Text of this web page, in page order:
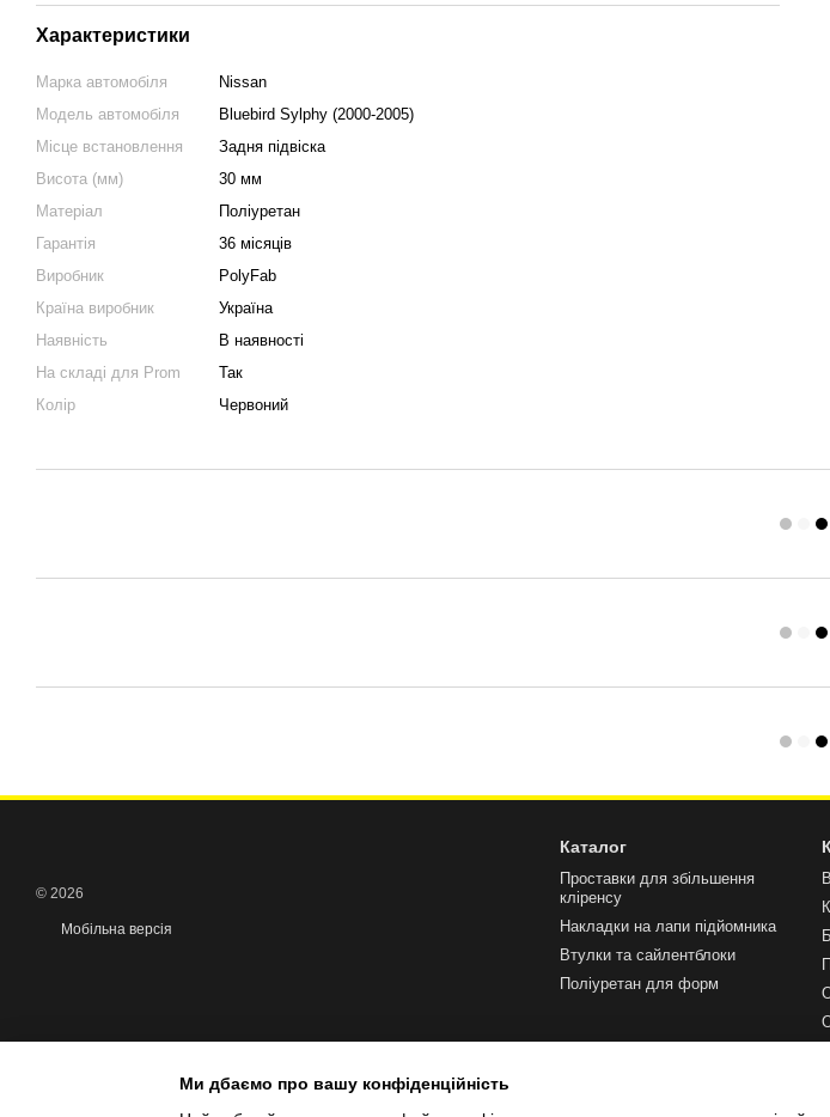
Характеристики
Марка автомобіля
Nissan
Модель автомобіля
Bluebird Sylphy (2000-2005)
Місце встановлення
Задня підвіска
Висота (мм)
30 мм
Матеріал
Поліуретан
Гарантія
36 місяців
Виробник
PolyFab
Країна виробник
Україна
Наявність
В наявності
На складі для Prom
Так
Колір
Червоний
© 2026
Мобільна версія
Каталог
Проставки для збільшення
кліренсу
Накладки на лапи підйомника
Втулки та сайлентблоки
Поліуретан для форм
Ми дбаємо про вашу конфіденційність